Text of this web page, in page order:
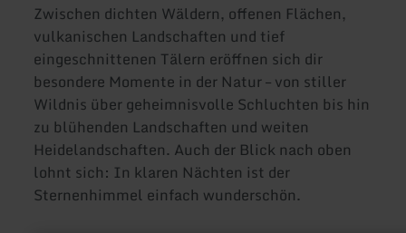
Zwischen dichten Wäldern, offenen Flächen,
vulkanischen Landschaften und tief
eingeschnittenen Tälern eröffnen sich dir
besondere Momente in der Natur – von stiller
Wildnis über geheimnisvolle Schluchten bis hin
zu blühenden Landschaften und weiten
Heidelandschaften. Auch der Blick nach oben
lohnt sich: In klaren Nächten ist der
Sternenhimmel einfach wunderschön.